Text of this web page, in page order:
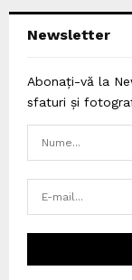
Newsletter
Abonați-vă la
sfaturi și